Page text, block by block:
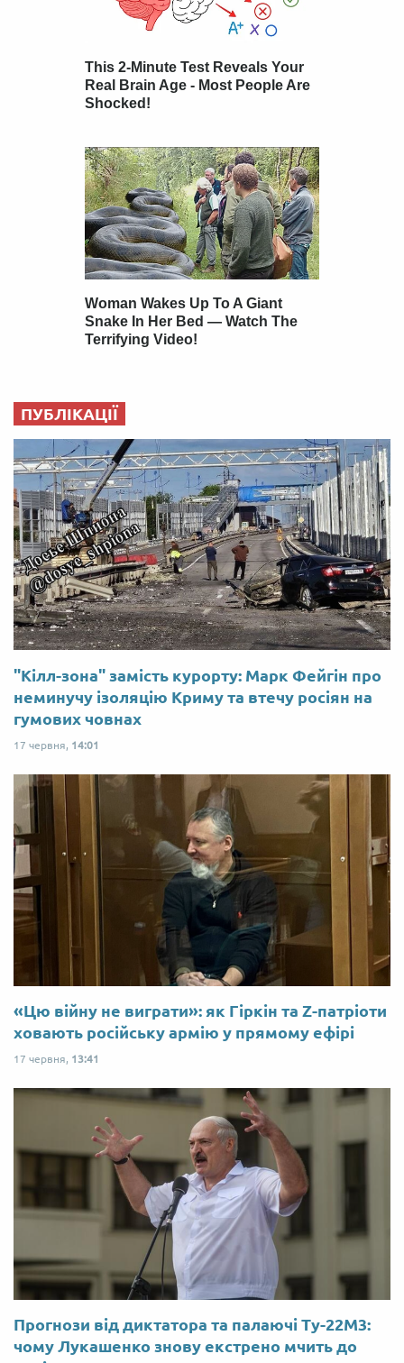
ПУБЛІКАЦІЇ
"Кілл-зона" замість курорту: Марк Фейгін про
неминучу ізоляцію Криму та втечу росіян на
гумових човнах
17 червня, 14:01
«Цю війну не виграти»: як Гіркін та Z-патріоти
ховають російську армію у прямому ефірі
17 червня, 13:41
Прогнози від диктатора та палаючі Ту-22М3:
чому Лукашенко знову екстрено мчить до